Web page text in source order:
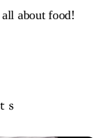
all about food!